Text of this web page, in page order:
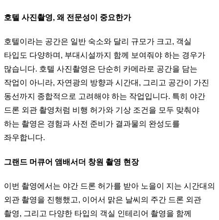
호텔 사진촬영, 왜 전문성이 중요한가
호텔이라는 공간은 일반 숙소와 달리 규모가 크고, 객실
타입도 다양하며, 부대시설까지 함께 보여줘야 하는 경우가
많습니다. 호텔 사진촬영은 단순히 카메라로 공간을 담는
작업이 아니라, 자연광의 방향과 시간대, 그리고 공간이 가진
동선까지 종합적으로 고려해야 하는 작업입니다. 특히 야간
드론 외관 촬영처럼 비행 허가와 기상 조건을 모두 맞춰야
하는 촬영은 경험과 사전 준비가 결과물의 완성도를
좌우합니다.
그랜드 머큐어 앰배서더 창원 촬영 현장
이번 촬영에서는 야간 드론 허가를 받아 노을이 지는 시간대의
외관 촬영을 진행했고, 이어서 맑은 날씨의 주간 드론 외관
촬영, 그리고 다양한 타입의 객실 인테리어 촬영을 함께